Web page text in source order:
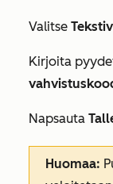
Valitse
Kirjoita
Napsauta
Huomaa: